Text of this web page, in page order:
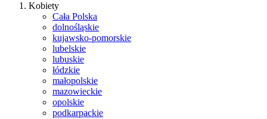
Kobiety
Cała Polska
dolnośląskie
kujawsko-pomorskie
lubelskie
lubuskie
łódzkie
małopolskie
mazowieckie
opolskie
podkarpackie